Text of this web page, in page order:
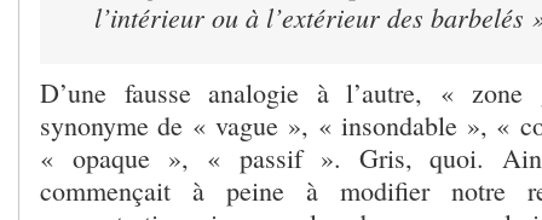
l’intérieur ou à l’extérieur des barbelés
D’une fausse analogie à l’autre, «
synonyme de « vague », « insondable », «
« opaque », « passif ». Gris, quoi.
commençait à peine à modifier notre